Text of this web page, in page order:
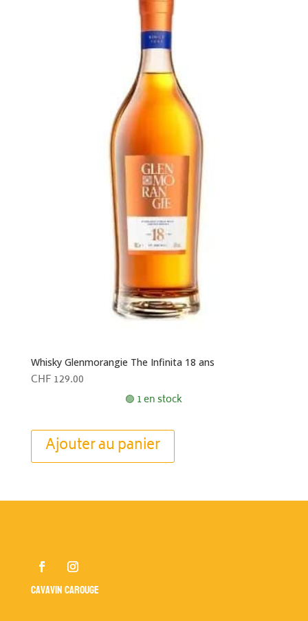
Whisky Glenmorangie The Infinita 18 ans
CHF 129.00
🟢 1 en stock
Ajouter au panier
Cavavin Carouge